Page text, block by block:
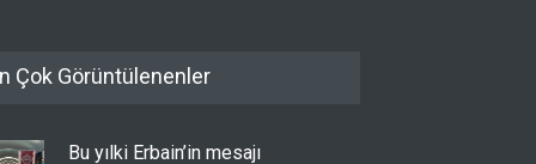
Çok Görüntülenenler
Bu yılki Erbain’in mesajı